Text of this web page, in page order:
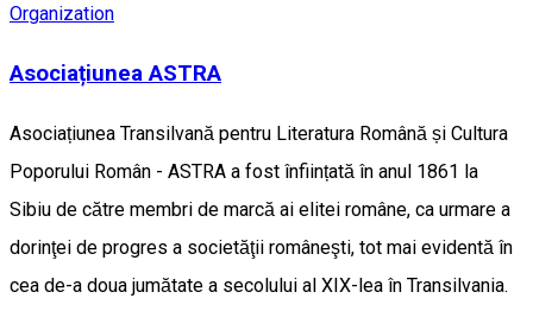
Organization
Asociațiunea ASTRA
Asociațiunea Transilvană pentru Literatura Română și Cultura
Poporului Român - ASTRA a fost înființată în anul 1861 la
Sibiu de către membri de marcă ai elitei române, ca urmare a
dorinţei de progres a societăţii româneşti, tot mai evidentă în
cea de-a doua jumătate a secolului al XIX-lea în Transilvania.